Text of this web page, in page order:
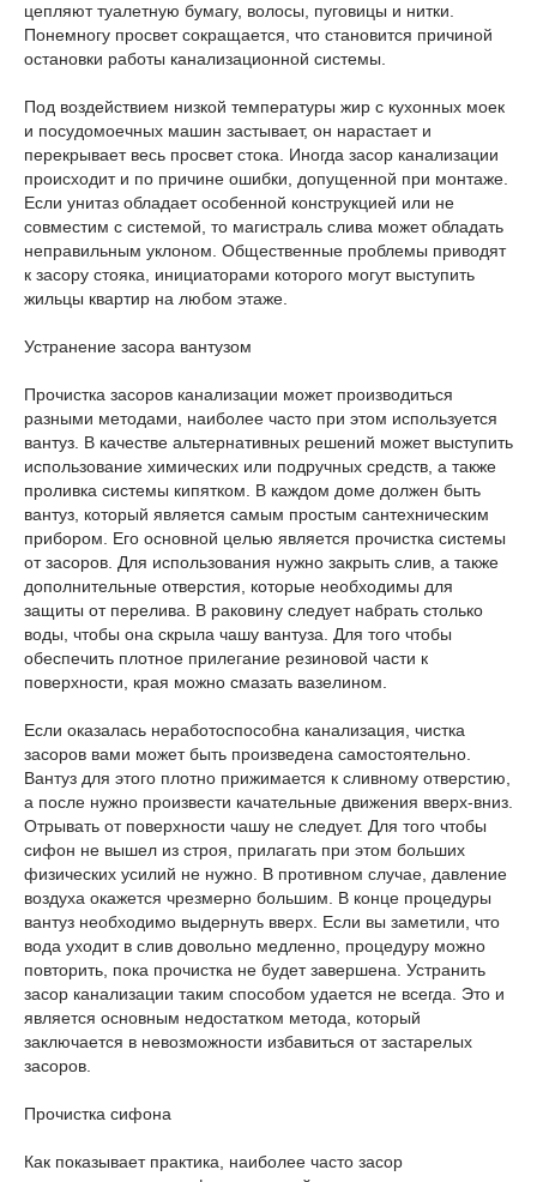
цепляют туалетную бумагу, волосы, пуговицы и нитки.
Понемногу просвет сокращается, что становится причиной
остановки работы канализационной системы.
Под воздействием низкой температуры жир с кухонных моек
и посудомоечных машин застывает, он нарастает и
перекрывает весь просвет стока. Иногда засор канализации
происходит и по причине ошибки, допущенной при монтаже.
Если унитаз обладает особенной конструкцией или не
совместим с системой, то магистраль слива может обладать
неправильным уклоном. Общественные проблемы приводят
к засору стояка, инициаторами которого могут выступить
жильцы квартир на любом этаже.
Устранение засора вантузом
Прочистка засоров канализации может производиться
разными методами, наиболее часто при этом используется
вантуз. В качестве альтернативных решений может выступить
использование химических или подручных средств, а также
проливка системы кипятком. В каждом доме должен быть
вантуз, который является самым простым сантехническим
прибором. Его основной целью является прочистка системы
от засоров. Для использования нужно закрыть слив, а также
дополнительные отверстия, которые необходимы для
защиты от перелива. В раковину следует набрать столько
воды, чтобы она скрыла чашу вантуза. Для того чтобы
обеспечить плотное прилегание резиновой части к
поверхности, края можно смазать вазелином.
Если оказалась неработоспособна канализация, чистка
засоров вами может быть произведена самостоятельно.
Вантуз для этого плотно прижимается к сливному отверстию,
а после нужно произвести качательные движения вверх-вниз.
Отрывать от поверхности чашу не следует. Для того чтобы
сифон не вышел из строя, прилагать при этом больших
физических усилий не нужно. В противном случае, давление
воздуха окажется чрезмерно большим. В конце процедуры
вантуз необходимо выдернуть вверх. Если вы заметили, что
вода уходит в слив довольно медленно, процедуру можно
повторить, пока прочистка не будет завершена. Устранить
засор канализации таким способом удается не всегда. Это и
является основным недостатком метода, который
заключается в невозможности избавиться от застарелых
засоров.
Прочистка сифона
Как показывает практика, наиболее часто засор